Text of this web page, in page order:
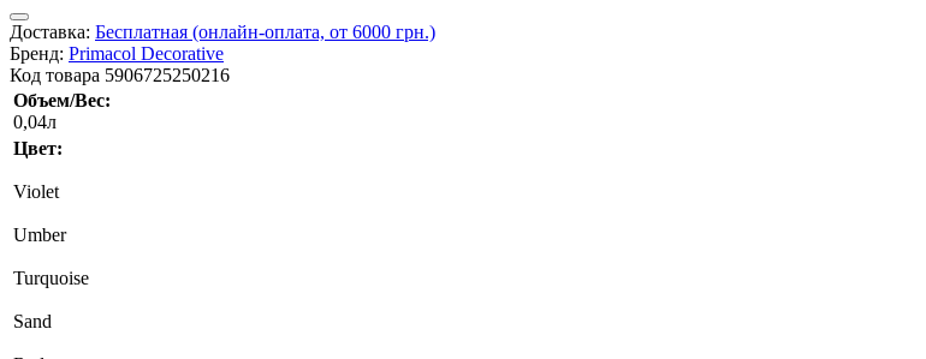
Доставка: Бесплатная (онлайн-оплата, от 6000 грн.)
Бренд: Primacol Decorative
Код товара 5906725250216
Объем/Вес:
0,04л
Цвет:
Violet
Umber
Turquoise
Sand